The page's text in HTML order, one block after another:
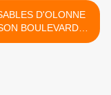
D'OLONNE
BOULEVARD
PHILIPPE DE VILLIERS >